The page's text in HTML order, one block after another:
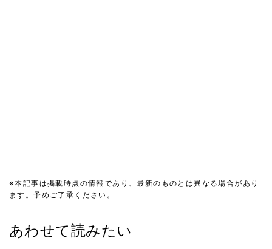
※本記事は掲載時点の情報であり、最新のものとは異なる場合があり
ます。予めご了承ください。
あわせて読みたい